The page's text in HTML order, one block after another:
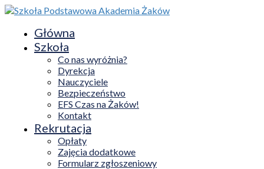
Główna
Szkoła
Co nas wyróżnia?
Dyrekcja
Nauczyciele
Bezpieczeństwo
EFS Czas na Żaków!
Kontakt
Rekrutacja
Opłaty
Zajęcia dodatkowe
Formularz zgłoszeniowy